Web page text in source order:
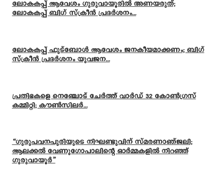
ലോകകപ്പ് ആവേശം ഗുരുവായൂരിൽ അണയരുത്;
ലോകകപ്പ് ബിഗ് സ്ക്രീൻ പ്രദർശനം...
ലോകകപ്പ് ഫുട്ബോൾ ആവേശം ജനകീയമാക്കണം; ബിഗ്
സ്ക്രീൻ പ്രദർശനം യുവജന...
പ്രതിഭകളെ നെഞ്ചോട് ചേർത്ത് വാർഡ് 32 കോൺഗ്രസ്
കമ്മിറ്റി; കൗൺസിലർ...
“ഗുരുപവനപുരിയുടെ നിഘണ്ടുവിന് സ്മരണാഞ്ജലി;
ആലക്കൽ വേണുഗോപാലിന്റെ ഓർമ്മകളിൽ നിറഞ്ഞ്
ഗുരുവായൂർ”